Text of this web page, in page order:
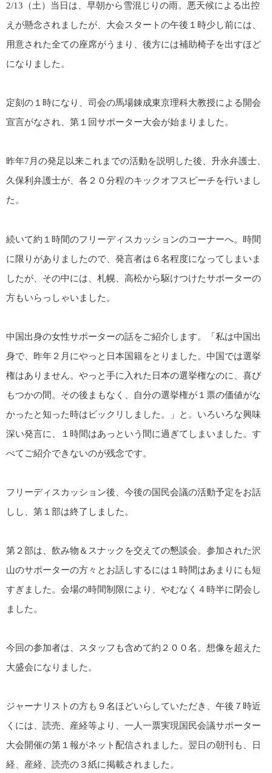
2/13（土）当日は、早朝から雪混じりの雨。悪天候による出控
えが懸念されましたが、大会スタートの午後１時少し前には、
用意された全ての座席がうまり、後方には補助椅子を出すほど
になりました。
定刻の１時になり、司会の馬場錬成東京理科大教授による開会
宣言がなされ、第１回サポーター大会が始まりました。
昨年7月の発足以来これまでの活動を説明した後、升永弁護士、
久保利弁護士が、各２０分程のキックオフスピーチを行いまし
た。
続いて約１時間のフリーディスカッションのコーナーへ。時間
に限りがありましたので、発言者は６名程度になってしまいま
したが、その中には、札幌、高松から駆けつけたサポーターの
方もいらっしゃいました。
中国出身の女性サポーターの話をご紹介します。「私は中国出
身で、昨年２月にやっと日本国籍をとりました。中国では選挙
権はありません。やっと手に入れた日本の選挙権なのに、喜び
もつかの間。その後まもなく、自分の選挙権が１票の価値がな
かったと知った時はビックリしました。」と。いろいろな興味
深い発言に、１時間はあっという間に過ぎてしまいました。す
べてご紹介できないのが残念です。
フリーディスカッション後、今後の国民会議の活動予定をお話
しし、第１部は終了しました。
第２部は、飲み物＆スナックを交えての懇談会。参加された沢
山のサポーターの方々とお話しするには１時間はあまりにも短
すぎました。会場の時間制限により、やむなく４時半に閉会し
ました。
今回の参加者は、スタッフも含めて約２００名。想像を超えた
大盛会になりました。
ジャーナリストの方も９名ほどいらしていただき、午後７時近
くには、読売、産経等より、一人一票実現国民会議サポーター
大会開催の第１報がネット配信されました。翌日の朝刊も、日
経、産経、読売の３紙に掲載されました。